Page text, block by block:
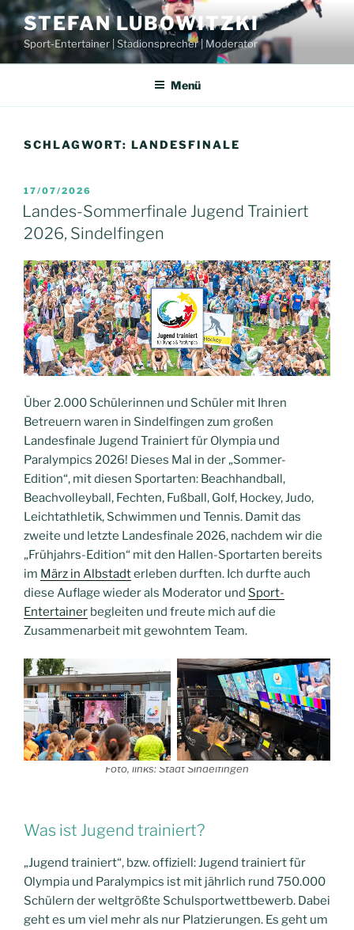
Zum
Inhalt
springen
STEFAN LUBOWITZKI
Sport-Entertainer | Stadionsprecher | Moderator
Menü
SCHLAGWORT: LANDESFINALE
VERÖFFENTLICHT
AM
17/07/2026
Landes-Sommerfinale Jugend Trainiert
2026, Sindelfingen
Über 2.000 Schülerinnen und Schüler mit Ihren
Betreuern waren in Sindelfingen zum großen
Landesfinale Jugend Trainiert für Olympia und
Paralympics 2026! Dieses Mal in der „Sommer-
Edition“, mit diesen Sportarten: Beachhandball,
Beachvolleyball, Fechten, Fußball, Golf, Hockey, Judo,
Leichtathletik, Schwimmen und Tennis. Damit das
zweite und letzte Landesfinale 2026, nachdem wir die
„Frühjahrs-Edition“ mit den Hallen-Sportarten bereits
im März in Albstadterleben durften. Ich durfte auch
diese Auflage wieder als Moderator und Sport-
Entertainer begleiten und freute mich auf die
Zusammenarbeit mit gewohntem Team.
Foto, links: Stadt Sindelfingen
Was ist Jugend trainiert?
„Jugend trainiert“, bzw. offiziell: Jugend trainiert für
Olympia und Paralympics ist mit jährlich rund 750.000
Schülern der weltgrößte Schulsportwettbewerb. Dabei
geht es um viel mehr als nur Platzierungen. Es geht um